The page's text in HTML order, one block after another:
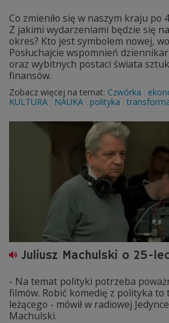
Co zmieniło się w naszym kraju po
Z jakimi wydarzeniami będzie się
okres? Kto jest symbolem nowej,
Posłuchajcie wspomnień
oraz wybitnych postaci świata
finansów.
Zobacz więcej na temat: Czwórka
KULTURA
NAUKA polityka
Juliusz Machulski o 25-
- Na temat polityki potrzeba
filmów. Robić komedię z polityka
leżącego - mówił w radiowej
Machulski.